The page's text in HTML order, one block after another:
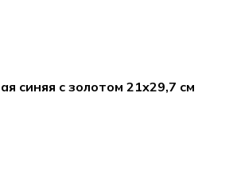
синяя с золотом 21х29,7 см